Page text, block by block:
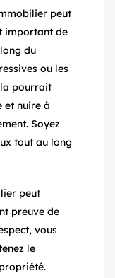
peut
important de
du
ou les
pourrait
et nuire à
Soyez
tout au long
peut
preuve de
vous
le